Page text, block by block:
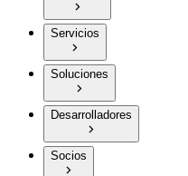
Servicios
Soluciones
Desarrolladores
Socios